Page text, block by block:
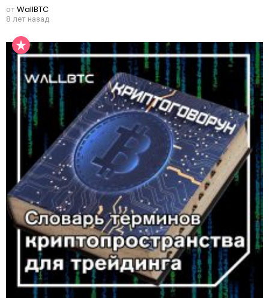
отWallBTC
8 лет назад